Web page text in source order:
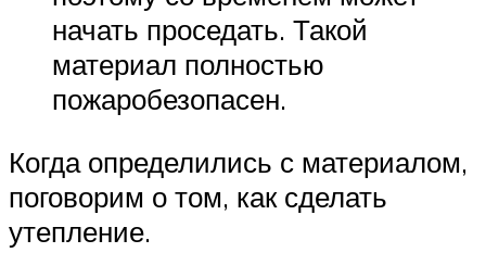
начать проседать. Такой
материал полностью
пожаробезопасен.
Когда определились с материалом,
поговорим о том, как сделать
утепление.